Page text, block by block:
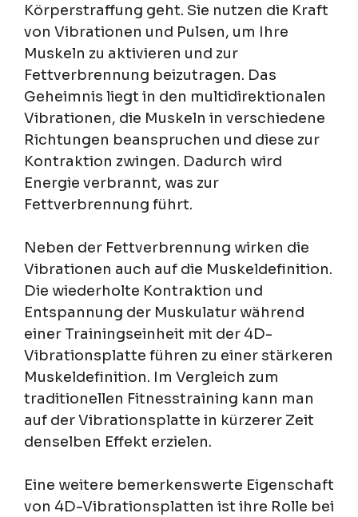
Körperstraffung geht. Sie nutzen die Kraft
von Vibrationen und Pulsen, um Ihre
Muskeln zu aktivieren und zur
Fettverbrennung beizutragen. Das
Geheimnis liegt in den multidirektionalen
Vibrationen, die Muskeln in verschiedene
Richtungen beanspruchen und diese zur
Kontraktion zwingen. Dadurch wird
Energie verbrannt, was zur
Fettverbrennung führt.
Neben der Fettverbrennung wirken die
Vibrationen auch auf die Muskeldefinition.
Die wiederholte Kontraktion und
Entspannung der Muskulatur während
einer Trainingseinheit mit der 4D-
Vibrationsplatte führen zu einer stärkeren
Muskeldefinition. Im Vergleich zum
traditionellen Fitnesstraining kann man
auf der Vibrationsplatte in kürzerer Zeit
denselben Effekt erzielen.
Eine weitere bemerkenswerte Eigenschaft
von 4D-Vibrationsplatten ist ihre Rolle bei